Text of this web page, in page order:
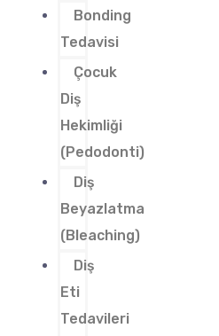
Bonding
Tedavisi
Çocuk
Diş
Hekimliği
(Pedodonti)
Diş
Beyazlatma
(Bleaching)
Diş
Eti
Tedavileri